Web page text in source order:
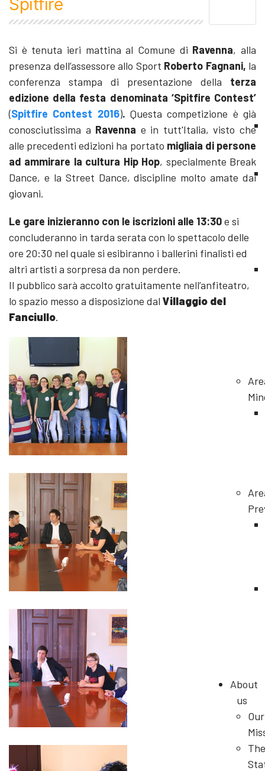
About
us
Our
The
Si è tenuta ieri mattina al Comune di Ravenna, alla
presenza dell’assessore allo Sport Roberto Fagnani, la
conferenza stampa di presentazione della terza
edizione della festa denominata ‘Spitfire Contest’
(Spitfire Contest 2016). Questa competizione è già
conosciutissima a Ravenna e in tutt'Italia, visto che
alle precedenti edizioni ha portato migliaia di persone
ad ammirare la cultura Hip Hop, specialmente Break
Dance, e la Street Dance, discipline molto amate dai
giovani.
Le gare inizieranno con le iscrizioni alle 13:30e si
concluderanno in tarda serata con lo spettacolo delle
ore 20:30 nel quale si esibiranno i ballerini finalisti ed
altri artisti a sorpresa da non perdere.
Il pubblico sarà accolto gratuitamente nell’anfiteatro,
lo spazio messo a disposizione dal Villaggio del
Fanciullo.